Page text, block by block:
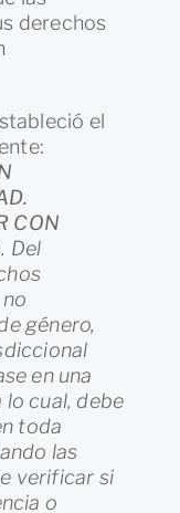
derechos
el
CON
. Del
género,
en una
cual, debe
toda
las
verificar si
o